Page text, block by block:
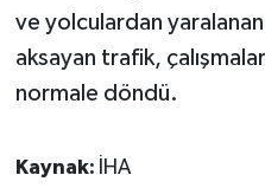
ve yolculardan
aksayan trafik,
normale döndü.
Kaynak: İHA